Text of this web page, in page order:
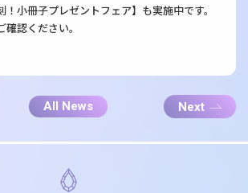
！小冊子プレゼントフェア】も実施中です。
確認ください。
All News Next